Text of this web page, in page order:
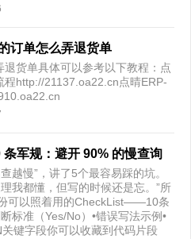
订单怎么弄退货单
货单具体可以参考以下教程：点
程http://21137.oa22.cn点晴ERP-
军规：避开 90% 的慢查询
越慢”，讲了5个最容易踩的坑。
我都懂，但写的时候还是忘。”所
可以照着用的CheckList——10条
标准（Yes/No）•错误写法示例•
键字段你可以收藏到代码片段